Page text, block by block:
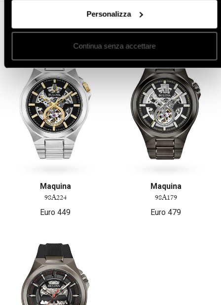
Personalizza
Continua senza accettare
Altro in orologi da uomo
Maquina
98A224
Euro 449
Maquina
98A179
Euro 479